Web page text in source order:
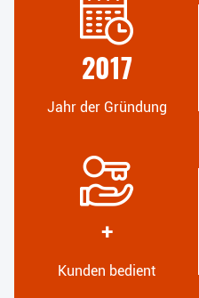
Hohe Qualität
Vertrauenssiegel,
Bonitätsprüfung, RoSH und
Beurteilung der
Lieferfähigkeit. Das
strenges
2017
Jahr der Gründung
+
Kunden bedient